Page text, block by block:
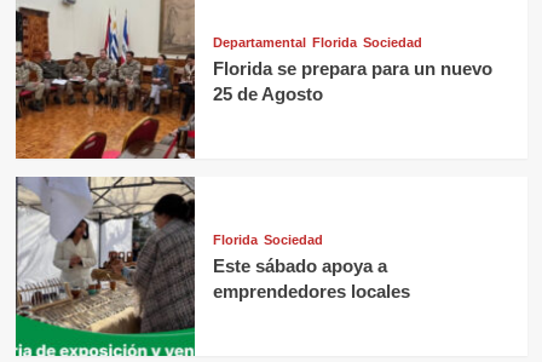
Departamental Florida Sociedad
Florida se prepara para un nuevo
25 de Agosto
Florida Sociedad
Este sábado apoya a
emprendedores locales